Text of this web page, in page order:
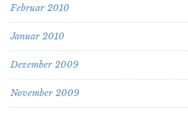
Februar 2010
Januar 2010
Dezember 2009
November 2009